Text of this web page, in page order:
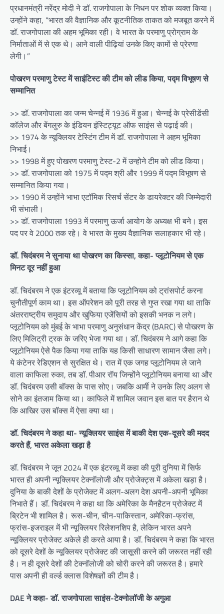
प्रधानमंत्री नरेंद्र मोदी ने डॉ. राजगोपाला के निधन पर शोक व्यक्त किया।
उन्होंने कहा, “भारत की वैज्ञानिक और कूटनीतिक ताकत को मजबूत करने में
डॉ. राजगोपाला की अहम भूमिका रही। वे भारत के परमाणु प्रोग्राम के
निर्माताओं में से एक थे। आने वाली पीढ़ियां उनके किए कामों से प्रेरणा
लेगी।”
पोखरण परमाणु टेस्ट में साइंटिस्ट की टीम को लीड किया, पद्म विभूषण से
सम्मानित
>> डॉ. राजगोपाला का जन्म चेन्नई में 1936 में हुआ। चेन्नई के प्रेसीडेंसी
कॉलेज और बेंगलुरु के इंडियन इंस्टिट्यूट ऑफ साइंस से पढ़ाई की।
>> 1974 के न्यूक्लियर टेस्टिंग टीम में डॉ. राजगोपाला ने अहम भूमिका
निभाई।
>> 1998 में हुए पोखरण परमाणु टेस्ट-2 में उन्होने टीम को लीड किया।
>> डॉ. राजगोपाला को 1975 में पद्म श्री और 1999 में पद्म विभूषण से
सम्मानित किया गया।
>> 1990 में उन्होंने भाभा एटॉमिक रिसर्च सेंटर के डायरेक्टर की जिम्मेदारी
भी संभाली।
>> डॉ. राजगोपाला 1993 में परमाणु ऊर्जा आयोग के अध्यक्ष भी बने। इस
पद पर वे 2000 तक रहे। वे भारत के मुख्य वैज्ञानिक सलाहकार भी रहे।
डॉ. चिदंबरम ने सुनाया था पोखरण का किस्सा, कहा- प्लूटोनियम से एक
मिनट दूर नहीं हुआ
डॉ. चिदंबरम ने एक इंटरव्यू में बताया कि प्लूटोनियम को ट्रांसपोर्ट करना
चुनौतीपूर्ण काम था। इस ऑपरेशन को पूरी तरह से गुप्त रखा गया था ताकि
अंतरराष्ट्रीय समुदाय और खुफिया एजेंसियों को इसकी भनक न लगे।
प्लूटोनियम को मुंबई के भाभा परमाणु अनुसंधान केंद्र (BARC) से पोखरण के
लिए मिलिट्री ट्रक के जरिए भेजा गया था। डॉ. चिदंबरम ने आगे कहा कि
प्लूटोनियम ऐसे पैक किया गया ताकि यह किसी साधारण सामान जैसा लगे।
ये कंटेनर रेडिएशन से सुरक्षित थे। रात में एक जगह प्लूटोनियम ले जाने
वाला काफिला रुका, तब डॉ. पीआर रॉय जिन्होंने प्लूटोनियम बनाया था और
डॉ. चिदंबरम उसी बॉक्स के पास सोए। जबकि आर्मी ने उनके लिए अलग से
सोने का इंतजाम किया था। काफिले में शामिल जवान इस बात पर हैरान थे
कि आखिर उस बॉक्स में ऐसा क्या था।
डॉ. चिदंबरम ने कहा था- न्यूक्लियर साइंस में बाकी देश एक-दूसरे की मदद
करते हैं, भारत अकेला खड़ा है
डॉ. चिदंबरम ने जून 2024 में एक इंटरव्यू में कहा की पूरी दुनिया में सिर्फ
भारत ही अपनी न्यूक्लियर टेक्नॉलोजी और प्रोजेक्ट्स में अकेला खड़ा है।
दुनिया के बाकी देशों के प्रोजेक्ट में अलग-अलग देश अपनी-अपनी भूमिका
निभाते हैं। डॉ. चिदंबरम ने कहा था कि अमेरिका के मैनहैटन प्रोजेक्ट में
ब्रिटेन भी शामिल है। रूस-चीन, चीन-पाकिस्तान, अमेरिका-फ्रांस,
फ्रांस-इजराइल में भी न्यूक्लियर रिलेशनशिप है, लेकिन भारत अपने
न्यूक्लियर प्रोजेक्ट अकेले ही करते आया है। डॉ. चिदंबरम ने कहा कि भारत
को दूसरे देशों के न्यूक्लियर प्रोजेक्ट की जासूसी करने की जरूरत नहीं रही
है। न ही दूसरे देशों की टेक्नॉलोजी को चोरी करने की जरूरत है। हमारे
पास अपनी ही वर्ल्ड क्लास विशेषज्ञों की टीम है।
DAE ने कहा- डॉ. राजगोपाला साइंस-टेक्नोलॉजी के अगुआ